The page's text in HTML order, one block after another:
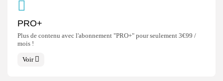
PRO+
Plus de contenu avec l'abonnement "PRO+" pour seulement 3€99 /
mois !
Voir